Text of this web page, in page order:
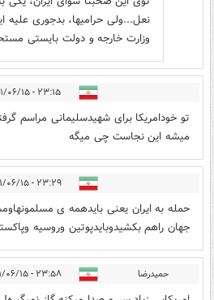
نعل...ولی حرامیها، بدجوری علیه
وزارت خارجه و دولت بایستی
۲۳:۱۵ - ۱۴۰۱/۰۶/۱۵
تو خودامریکا برای شهیدسلیمانی مراسم
میشه این نجاست چی میگه
۲۳:۲۹ - ۱۴۰۱/۰۶/۱۵
حمله به ایران یعنی بایدهمه ی
جهان راهم بکشیدوبایدپوتین وروسیه
حمیدرضا ۲۳:۵۸ - ۱۴۰۱/۰۶/۱۵